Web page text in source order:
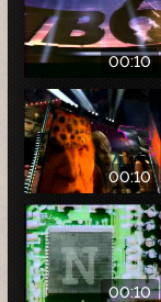
00:10
00:10
00:10